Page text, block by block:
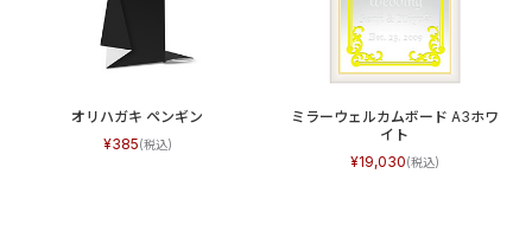
オリハガキ ペンギン
385
ミラーウェルカムボード A3ホワ
イト
19,030